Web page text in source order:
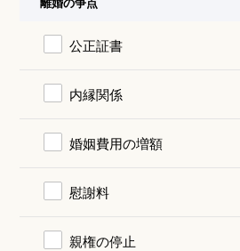
公正証書
内縁関係
婚姻費用の増額
慰謝料
親権の停止